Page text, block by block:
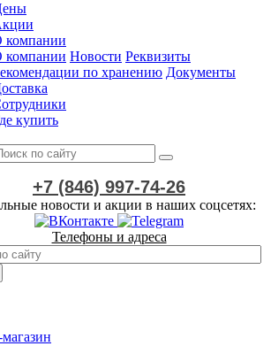
компании
компании Новости Реквизиты
по хранению Документы
купить
+7 (846) 997-74-26
новости и акции в наших соцсетях:
Телефоны и адреса